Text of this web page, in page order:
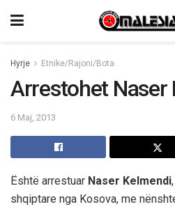
Hyrje Etnike/Rajoni/Bota
Arrestohet Naser
6 Maj, 2013
Është arrestuar Naser Kelmendi
shqiptare nga Kosova, me